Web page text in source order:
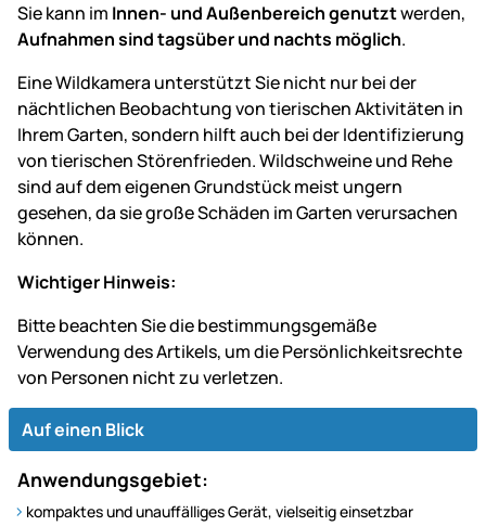
Sie kann im Innen- und Außenbereich genutztwerden,
Aufnahmen sind tagsüber und nachts möglich.
Eine Wildkamera unterstützt Sie nicht nur bei der
nächtlichen Beobachtung von tierischen Aktivitäten in
Ihrem Garten, sondern hilft auch bei der Identifizierung
von tierischen Störenfrieden. Wildschweine und Rehe
sind auf dem eigenen Grundstück meist ungern
gesehen, da sie große Schäden im Garten verursachen
können.
Wichtiger Hinweis:
Bitte beachten Sie die bestimmungsgemäße
Verwendung des Artikels, um die Persönlichkeitsrechte
von Personen nicht zu verletzen.
Auf einen Blick
Anwendungsgebiet:
kompaktes und unauffälliges Gerät, vielseitig einsetzbar